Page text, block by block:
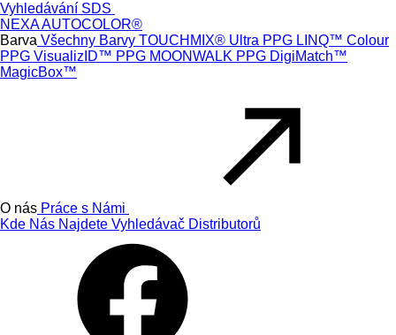
Vyhledávání SDS
NEXA AUTOCOLOR®
Barva Všechny Barvy TOUCHMIX® Ultra PPG LINQ™ Colour
PPG VisualizID™ PPG MOONWALK PPG DigiMatch™
MagicBox™
O nás Práce s Námi
Kde Nás Najdete Vyhledávač Distributorů